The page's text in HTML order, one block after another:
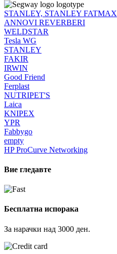
STANLEY, STANLEY FATMAX
ANNOVI REVERBERI
WELDSTAR
Tesla WG
STANLEY
FAKIR
IRWIN
Good Friend
Ferplast
NUTRIPET'S
Laica
KNIPEX
YPR
Fabbygo
empty
HP ProCurve Networking
Вие гледавте
Бесплатна испорака
За нарачки над 3000 ден.